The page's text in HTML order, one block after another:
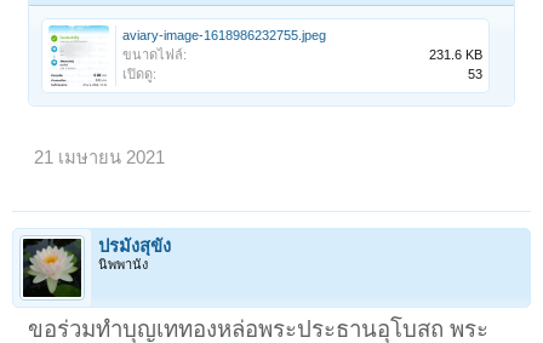
aviary-image-1618986232755.jpeg
ขนาดไฟล์:
231.6 KB
เปิดดู:
53
21 เมษายน 2021
ปรมังสุขัง
นิพพานัง
ขอร่วมทำบุญเททองหล่อพระประธานอุโบสถ พระ